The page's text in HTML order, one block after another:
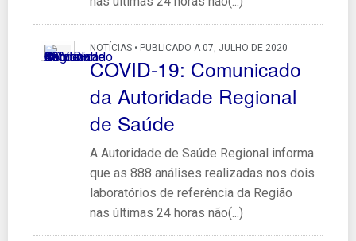
NOTÍCIAS • PUBLICADO A 07, JULHO DE 2020
COVID-19: Comunicado
da Autoridade Regional
de Saúde
A Autoridade de Saúde Regional informa
que as 888 análises realizadas nos dois
laboratórios de referência da Região
nas últimas 24 horas não(...)